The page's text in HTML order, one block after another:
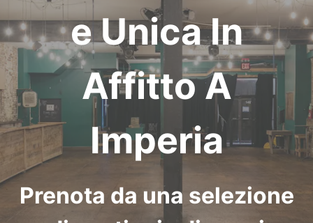
e Unica In
Affitto A
Imperia
Prenota da una selezione